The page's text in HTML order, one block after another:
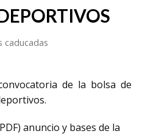
caducadas
de la bolsa de
anuncio y bases de la